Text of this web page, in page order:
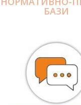
БАЗИ